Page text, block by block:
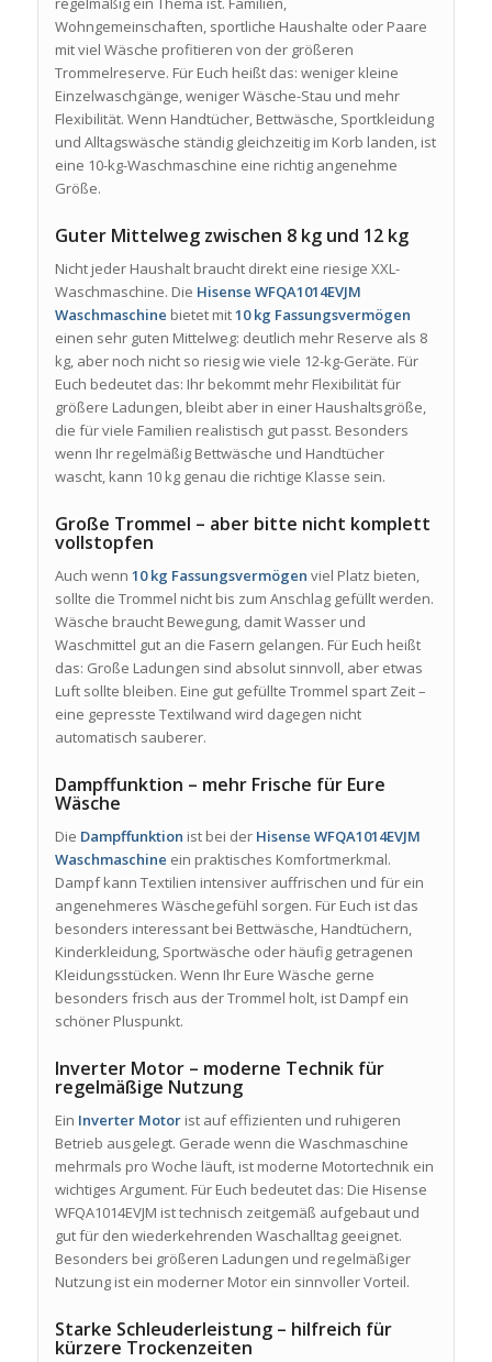
Wohngemeinschaften, sportliche Haushalte oder Paare
mit viel Wäsche profitieren von der größeren
Trommelreserve. Für Euch heißt das: weniger kleine
Einzelwaschgänge, weniger Wäsche-Stau und mehr
Flexibilität. Wenn Handtücher, Bettwäsche, Sportkleidung
und Alltagswäsche ständig gleichzeitig im Korb landen, ist
eine 10-kg-Waschmaschine eine richtig angenehme
Größe.
Guter Mittelweg zwischen 8 kg und 12 kg
Nicht jeder Haushalt braucht direkt eine riesige XXL-
Waschmaschine. Die Hisense WFQA1014EVJM
Waschmaschine bietet mit10 kg Fassungsvermögen
einen sehr guten Mittelweg: deutlich mehr Reserve als 8
kg, aber noch nicht so riesig wie viele 12-kg-Geräte. Für
Euch bedeutet das: Ihr bekommt mehr Flexibilität für
größere Ladungen, bleibt aber in einer Haushaltsgröße,
die für viele Familien realistisch gut passt. Besonders
wenn Ihr regelmäßig Bettwäsche und Handtücher
wascht, kann 10 kg genau die richtige Klasse sein.
Große Trommel – aber bitte nicht komplett
vollstopfen
Auch wenn 10 kg Fassungsvermögen viel Platz bieten,
sollte die Trommel nicht bis zum Anschlag gefüllt werden.
Wäsche braucht Bewegung, damit Wasser und
Waschmittel gut an die Fasern gelangen. Für Euch heißt
das: Große Ladungen sind absolut sinnvoll, aber etwas
Luft sollte bleiben. Eine gut gefüllte Trommel spart Zeit –
eine gepresste Textilwand wird dagegen nicht
automatisch sauberer.
Dampffunktion – mehr Frische für Eure
Wäsche
Die Dampffunktion ist bei der Hisense WFQA1014EVJM
Waschmaschine ein praktisches Komfortmerkmal.
Dampf kann Textilien intensiver auffrischen und für ein
angenehmeres Wäschegefühl sorgen. Für Euch ist das
besonders interessant bei Bettwäsche, Handtüchern,
Kinderkleidung, Sportwäsche oder häufig getragenen
Kleidungsstücken. Wenn Ihr Eure Wäsche gerne
besonders frisch aus der Trommel holt, ist Dampf ein
schöner Pluspunkt.
Inverter Motor – moderne Technik für
regelmäßige Nutzung
Ein Inverter Motorist auf effizienten und ruhigeren
Betrieb ausgelegt. Gerade wenn die Waschmaschine
mehrmals pro Woche läuft, ist moderne Motortechnik ein
wichtiges Argument. Für Euch bedeutet das: Die Hisense
WFQA1014EVJM ist technisch zeitgemäß aufgebaut und
gut für den wiederkehrenden Waschalltag geeignet.
Besonders bei größeren Ladungen und regelmäßiger
Nutzung ist ein moderner Motor ein sinnvoller Vorteil.
Starke Schleuderleistung – hilfreich für
kürzere Trockenzeiten